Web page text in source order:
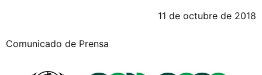
11 de octubre de 2018
Comunicado de Prensa